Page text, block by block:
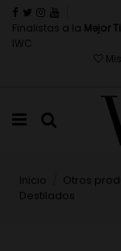
Finalistas a la Mejor
IWC
Inicio
Otros
Destilados